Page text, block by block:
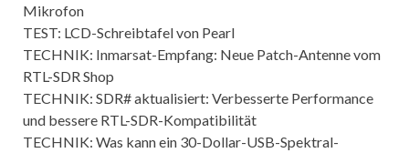
Mikrofon
TEST: LCD-Schreibtafel von Pearl
TECHNIK: Inmarsat-Empfang: Neue Patch-Antenne vom
RTL-SDR Shop
TECHNIK: SDR# aktualisiert: Verbesserte Performance
und bessere RTL-SDR-Kompatibilität
TECHNIK: Was kann ein 30-Dollar-USB-Spektral-